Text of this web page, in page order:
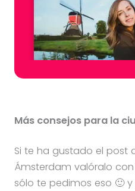
Más consejos para la
Si te ha gustado el post
Ámsterdam valóralo
sólo te pedimos eso 🙂